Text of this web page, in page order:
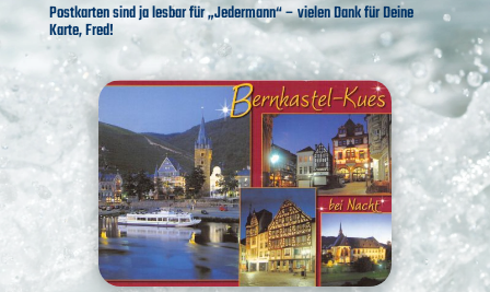
Postkarten sind ja lesbar für „Jedermann“ – vielen Dank für Deine
Karte, Fred!